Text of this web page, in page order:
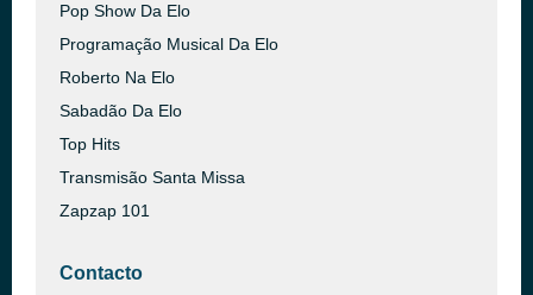
Pop Show Da Elo
Programação Musical Da Elo
Roberto Na Elo
Sabadão Da Elo
Top Hits
Transmisão Santa Missa
Zapzap 101
Contacto